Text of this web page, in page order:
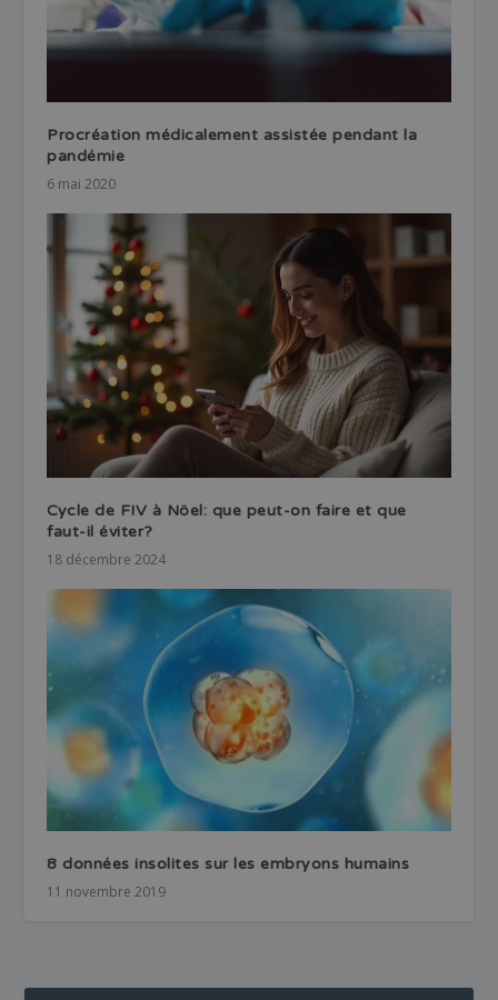
Procréation médicalement assistée pendant la
pandémie
6 mai 2020
Cycle de FIV à Nöel: que peut-on faire et que
faut-il éviter?
18 décembre 2024
8 données insolites sur les embryons humains
11 novembre 2019